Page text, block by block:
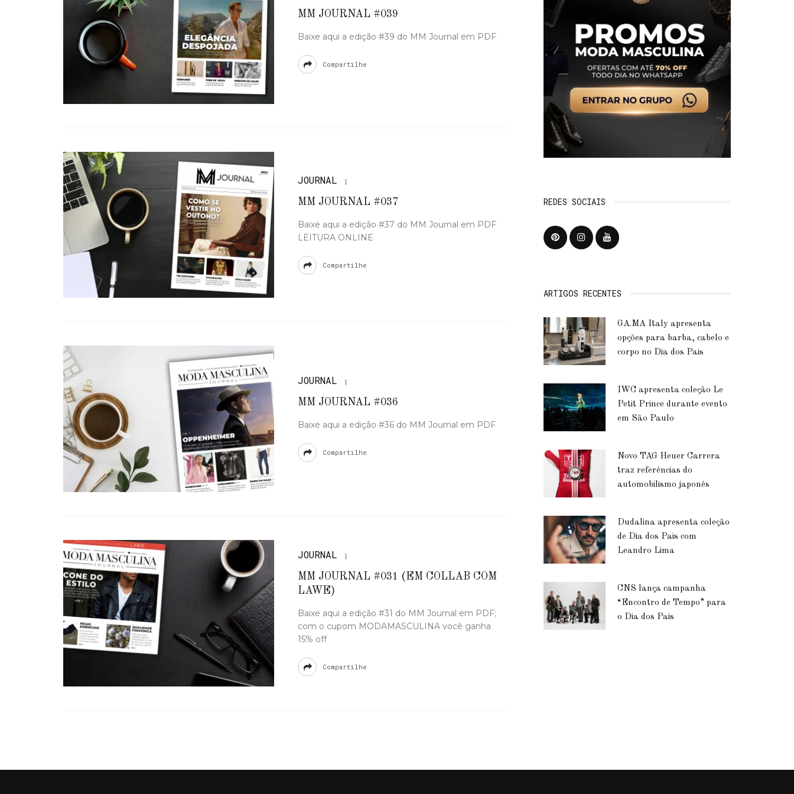
MM JOURNAL #039
Baixe aqui a edição #39 do MM Journal em PDF
Compartilhe
JOURNAL
MM JOURNAL #037
Baixe aqui a edição #37 do MM Journal em PDF
LEITURA ONLINE
Compartilhe
JOURNAL
MM JOURNAL #036
Baixe aqui a edição #36 do MM Journal em PDF
Compartilhe
JOURNAL
MM JOURNAL #031 (EM COLLAB COM
LAWE)
Baixe aqui a edição #31 do MM Journal em PDF;
com o cupom MODAMASCULINA você ganha
15% off
Compartilhe
REDES SOCIAIS
ARTIGOS RECENTES
GA.MA Italy apresenta
opções para barba, cabelo e
corpo no Dia dos Pais
IWC apresenta coleção Le
Petit Prince durante evento
em São Paulo
Novo TAG Heuer Carrera
traz referências do
automobilismo japonês
Dudalina apresenta coleção
de Dia dos Pais com
Leandro Lima
CNS lança campanha
“Encontro de Tempo” para
o Dia dos Pais